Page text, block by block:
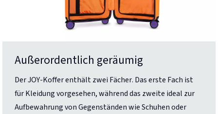
Außerordentlich geräumig
Der JOY-Koffer enthält zwei Fächer. Das erste Fach ist
für Kleidung vorgesehen, während das zweite ideal zur
Aufbewahrung von Gegenständen wie Schuhen oder